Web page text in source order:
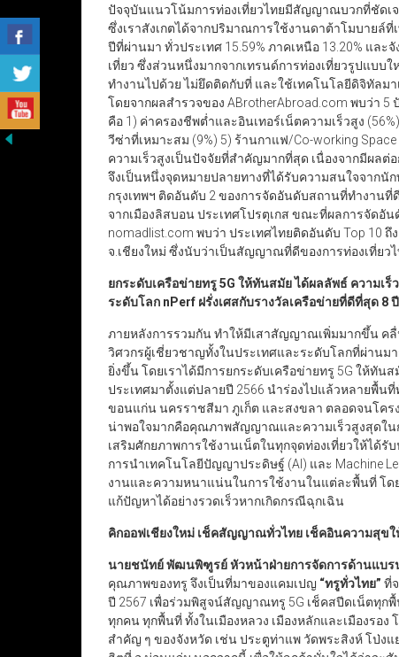
ปัจจุบันแนวโน้มการท่องเที่ยวไทยมีสัญญาณบวกที่ชัดเ
ซึ่งเราสังเกตได้จากปริมาณการใช้งานดาต้าโมบายล์
ปีที่ผ่านมา ทั่วประเทศ 15.59% ภาคเหนือ 13.20% และ
เที่ยว ซึ่งส่วนหนึ่งมากจากเทรนด์การท่องเที่ยวรูปแบบ
ทำงานไปด้วย ไม่ยึดติดกับที่ และใช้เทคโนโลยีดิจิทัลม
โดยจากผลสำรวจของ ABrotherAbroad.com พบว่า
คือ 1) ค่าครองชีพต่ำและอินเทอร์เน็ตความเร็วสูง
วีซ่าที่เหมาะสม (9%) 5) ร้านกาแฟ/Co-working
ความเร็วสูงเป็นปัจจัยที่สำคัญมากที่สุด เนื่องจากมีผล
จึงเป็นหนึ่งจุดหมายปลายทางที่ได้รับความสนใจจากนัก
กรุงเทพฯ ติดอันดับ 2 ของการจัดอันดับสถานที่ทำงานที่
จากเมืองลิสบอน ประเทศโปรตุเกส ขณะที่ผลการจัดอั
nomadlist.com พบว่า ประเทศไทยติดอันดับ Top 10 ถึ
จ.เชียงใหม่ ซึ่งนับว่าเป็นสัญญาณที่ดีของการท่องเที่ยวไ
ยกระดับเครือข่ายทรู5G ให้ทันสมัย ได้ผลลัพธ์ ความเร็
ระดับโลก nPerf ฝรั่งเศสกับรางวัลเครือข่ายที่ดีที่สุด 8
ภายหลังการรวมกัน ทำให้มีเสาสัญญาณเพิ่มมากขึ้น ค
วิศวกรผู้เชี่ยวชาญทั้งในประเทศและระดับโลกที่ผ่านม
ยิ่งขึ้น โดยเราได้มีการยกระดับเครือข่ายทรู 5G ให้ทัน
ประเทศมาตั้งแต่ปลายปี 2566 นำร่องไปแล้วหลายพื้นที่
ขอนแก่น นครราชสีมา ภูเก็ต และสงขลา ตลอดจนโคร
น่าพอใจมากคือคุณภาพสัญญาณและความเร็วสูงสุดในก
เสริมศักยภาพการใช้งานเน็ตในทุกจุดท่องเที่ยวให้ได้
การนำเทคโนโลยีปัญญาประดิษฐ์ (AI) และ Machine
งานและความหนาแน่นในการใช้งานในแต่ละพื้นที่ โด
แก้ปัญหาได้อย่างรวดเร็วหากเกิดกรณีฉุกเฉิน
คิกออฟเชียงใหม่ เช็คสัญญาณทั่วไทย เช็คอินความสุข
นายชนัทย์ พัฒนพิฑูรย์ หัวหน้าฝ่ายการจัดการด้านแบร
คุณภาพของทรู จึงเป็นที่มาของแคมเปญ “ทรูทั่วไทย” ที่
ปี 2567 เพื่อร่วมพิสูจน์สัญญาณทรู 5G เช็คสปีดเน็ตทุก
ทุกคน ทุกพื้นที่ ทั้งในเมืองหลวง เมืองหลักและเมืองรอ
สำคัญ ๆ ของจังหวัด เช่น ประตูท่าแพ วัดพระสิงห์ โป่ง